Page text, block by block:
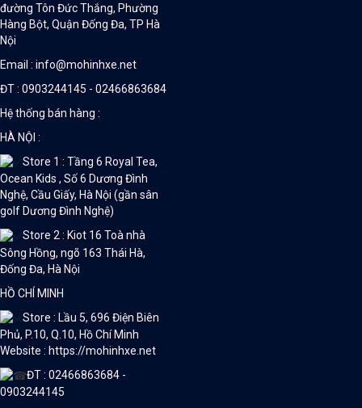
đường Tôn Đức Thắng, Phường
Hàng Bột, Quận Đống Đa, TP Hà
Nội
Email : info@mohinhxe.net
ĐT : 0903244145 - 02466863684
Hệ thống bán hàng :
HÀ NỘI :
Store 1 : Tầng 6 Royal Tea,
Ocean Kids , Số 6 Dương Đình
Nghệ, Cầu Giấy, Hà Nội (gần sân
golf Dương Đình Nghệ)
Store 2 : Kiot 16 Toà nhà
Sông Hồng, ngõ 163 Thái Hà,
Đống Đa, Hà Nội
HỒ CHÍ MINH
Store : Lầu 5, 696 Điện Biên
Phủ, P.10, Q.10, Hồ Chí Minh
Website : https://mohinhxe.net
ĐT : 02466863684 -
0903244145